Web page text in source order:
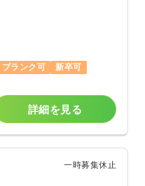
ブランク可
新卒可
詳細を見る
一時募集休止